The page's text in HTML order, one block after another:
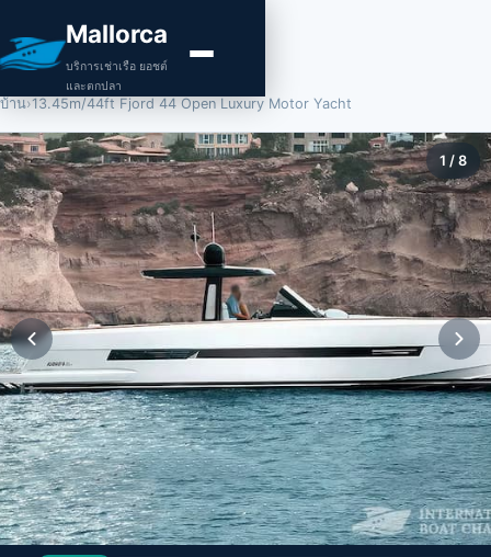
Mallorca
บริการเช่าเรือ ยอชต์
และตกปลา
บ้าน›13.45m/44ft Fjord 44 Open Luxury Motor Yacht
1 /8